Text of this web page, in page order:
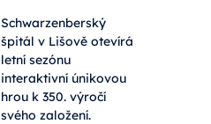
Schwarzenberský
špitál v Lišově otevírá
letní sezónu
interaktivní únikovou
hrou k 350. výročí
svého založení.